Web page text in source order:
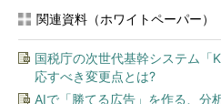
Windows系の記事を書くことが
ドラインをコマンドプロンプトで
PowerShellで実行するのかを明確
関連資料（ホワイトペーパー）
国税庁の次世代基幹システム「
応すべき変更点とは?
AIで「勝てる広告」を作る、分